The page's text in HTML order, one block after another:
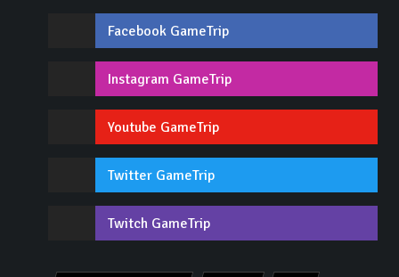
Facebook GameTrip
Instagram GameTrip
Youtube GameTrip
Twitter GameTrip
Twitch GameTrip